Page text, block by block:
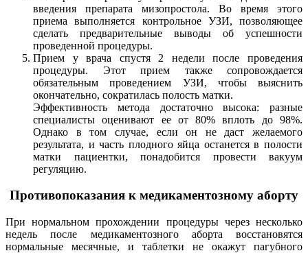
введения препарата мизопростола. Во время этого
приема выполняется контрольное УЗИ, позволяющее
сделать предварительные выводы об успешности
проведенной процедуры.
Прием у врача спустя 2 недели после проведения
процедуры. Этот прием также сопровождается
обязательным проведением УЗИ, чтобы выяснить
окончательно, сократилась полость матки.
Эффективность метода достаточно высока: разные
специалисты оценивают ее от 80% вплоть до 98%.
Однако в том случае, если он не даст желаемого
результата, и часть плодного яйца останется в полости
матки пациентки, понадобится провести вакуум
регуляцию.
Противопоказания к медикаментозному аборту
При нормальном прохождении процедуры через несколько
недель после медикаментозного аборта восстановятся
нормальные месячные, и таблетки не окажут пагубного